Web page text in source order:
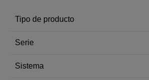
Tipo de producto
Serie
Sistema